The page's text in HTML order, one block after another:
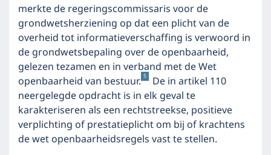
merkte de regeringscommissaris voor de
grondwetsherziening op dat een plicht van de
overheid tot informatieverschaffing is verwoord in
de grondwetsbepaling over de openbaarheid,
gelezen tezamen en in verband met de Wet
openbaarheid van bestuur. 5
De in artikel 110
neergelegde opdracht is in elk geval te
karakteriseren als een rechtstreekse, positieve
verplichting of prestatieplicht om bij of krachtens
de wet openbaarheidsregels vast te stellen.